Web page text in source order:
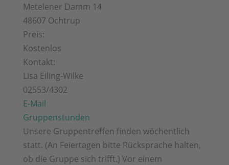
Metelener Damm 14
48607 Ochtrup
Preis:
Kostenlos
Kontakt:
Lisa Eiling-Wilke
02553/4302
E-Mail
Gruppenstunden
Unsere Gruppentreffen finden wöchentlich
statt. (An Feiertagen bitte Rücksprache halten,
ob die Gruppe sich trifft.) Vor einem